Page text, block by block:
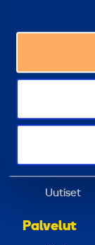
Täältä
Uutiset
Palvelut